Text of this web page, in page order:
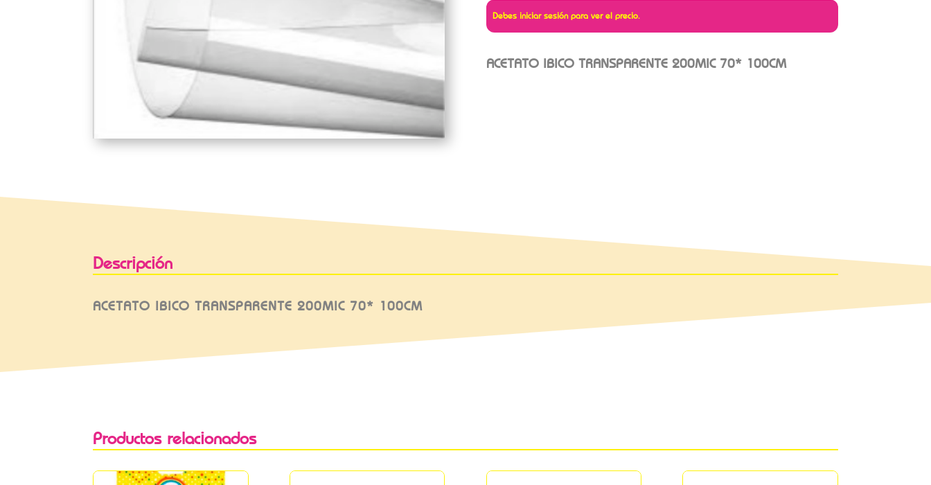
Debes iniciar sesión para ver el precio.
ACETATO IBICO TRANSPARENTE 200MIC 70* 100CM
Descripción
ACETATO IBICO TRANSPARENTE 200MIC 70* 100CM
Productos relacionados